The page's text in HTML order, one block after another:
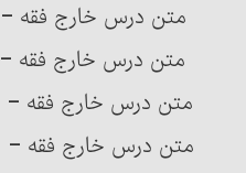
متن درس خارج فقه –
متن درس خارج فقه –
متن درس خارج فقه –
متن درس خارج فقه –